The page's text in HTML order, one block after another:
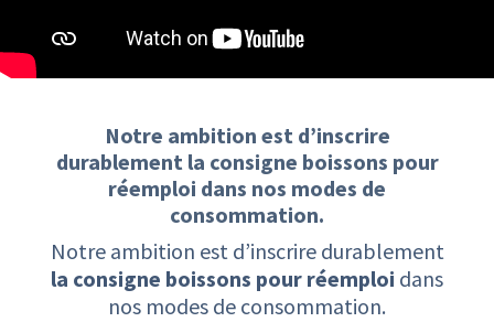
Notre ambition est d’inscrire
durablement ​la consigne boissons pour
réemploi ​dans nos modes de
consommation.​
Notre ambition est d’inscrire durablement
la consigne boissons pour réemploi dans
nos modes de consommation.